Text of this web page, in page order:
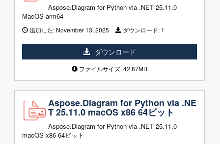
Aspose.Diagram for Python via .NET 25.11.0
MacOS arm64
追加した: November 13, 2025 ダウンロード: 1
ダウンロード
ファイルサイズ: 42.87MB
Aspose.Diagram for Python via .NE
T 25.11.0 macOS x86 64ビット
Aspose.Diagram for Python via .NET 25.11.0
macOS x86 64ビット